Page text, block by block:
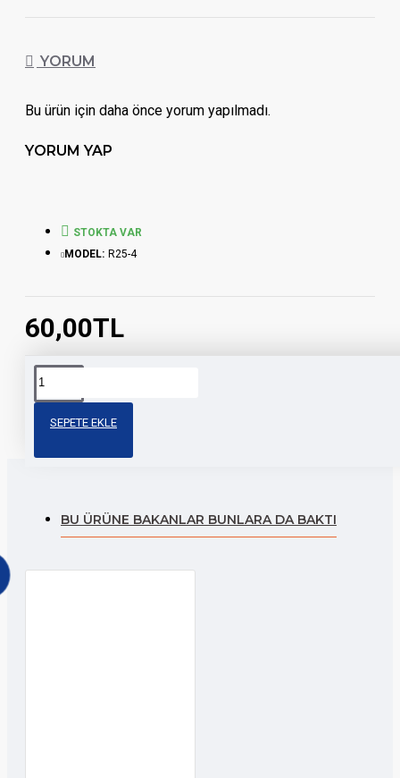
YORUM
Bu ürün için daha önce yorum yapılmadı.
YORUM YAP
60,00TL
STOKTA VAR
MODEL: R25-4
SEPETE EKLE
Etiketler:
sticker
BU ÜRÜNE BAKANLAR BUNLARA DA BAKTI